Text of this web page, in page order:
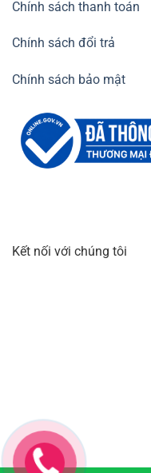
Chính sách thanh toán
Chính sách đổi trả
Chính sách bảo mật
Kết nối với chúng tôi